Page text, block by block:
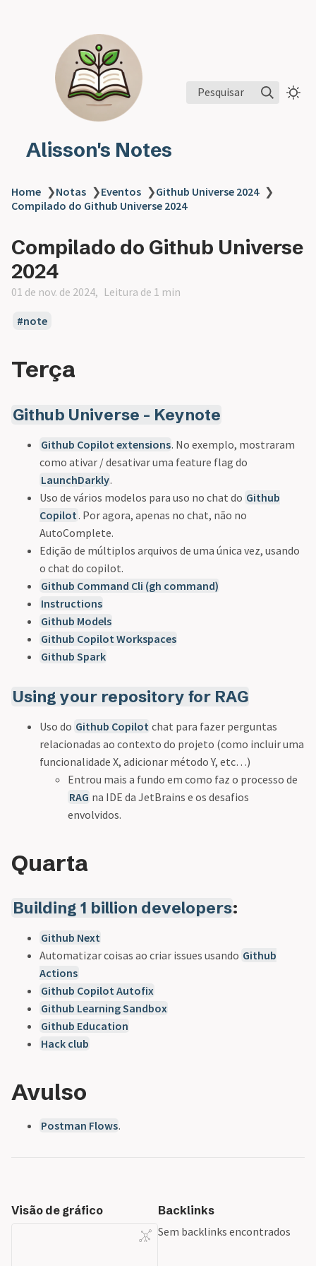
Alisson's Notes
Pesquisar
Home ❯Notas ❯Eventos ❯Github Universe 2024 ❯
Compilado do Github Universe 2024
Compilado do Github Universe
2024
01 de nov. de 2024 Leitura de 1 min
note
Terça
Github Universe - Keynote
Github Copilot extensions. No exemplo, mostraram
como ativar / desativar uma feature flag do
LaunchDarkly.
Uso de vários modelos para uso no chat do Github
Copilot . Por agora, apenas no chat, não no
AutoComplete.
Edição de múltiplos arquivos de uma única vez, usando
o chat do copilot.
Github Command Cli (gh command)
Instructions
Github Models
Github Copilot Workspaces
Github Spark
Using your repository for RAG
Uso do Github Copilot chat para fazer perguntas
relacionadas ao contexto do projeto (como incluir uma
funcionalidade X, adicionar método Y, etc…)
Entrou mais a fundo em como faz o processo de
RAG na IDE da JetBrains e os desafios
envolvidos.
Quarta
Building 1 billion developers:
Github Next
Automatizar coisas ao criar issues usando Github
Actions
Github Copilot Autofix
Github Learning Sandbox
Github Education
Hack club
Avulso
Postman Flows.
Visão de gráfico
Backlinks
Sem backlinks encontrados